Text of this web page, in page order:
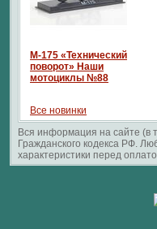
М-175 «Технический
поворот» Наши
мотоциклы №88
Все новинки
Вся информация на сайте (в
Гражданского кодекса РФ.
характеристики перед